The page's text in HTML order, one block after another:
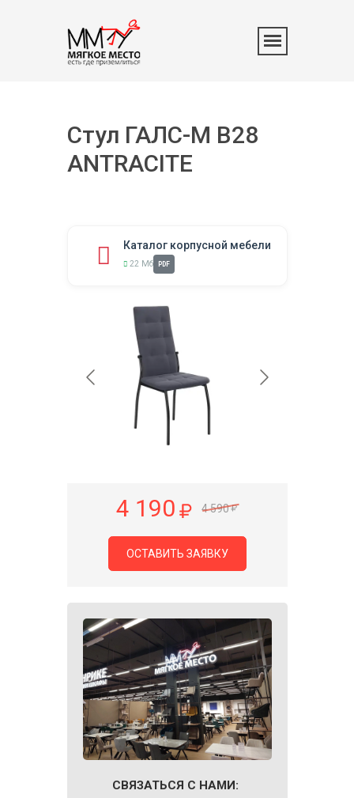
Стул ГАЛС-М B28
ANTRACITE
Каталог корпусной мебели
22 Мб PDF
4 190 4 590
ОСТАВИТЬ ЗАЯВКУ
СВЯЗАТЬСЯ С НАМИ: